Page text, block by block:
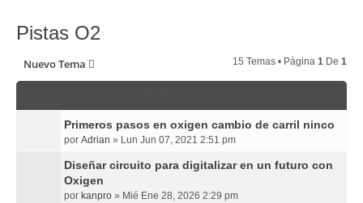
Pistas O2
Nuevo Tema 15 Temas • Página 1 De 1
Primeros pasos en oxigen cambio de carril ninco
por Adrian » Lun Jun 07, 2021 2:51 pm
Diseñar circuito para digitalizar en un futuro con
Oxigen
por kanpro » Mié Ene 28, 2026 2:29 pm